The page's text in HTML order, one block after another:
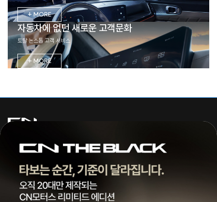
+ MORE
자동차에 없던 새로운 고객문화
토탈 논스톱 고객 서비스
+ MORE
주식회사 씨엔모터스
대표 | 조종현
전화 |1855-3966
팩스 | 032-578-3966